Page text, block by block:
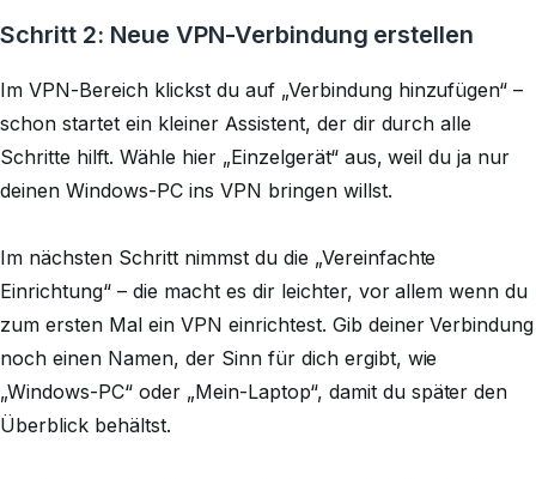
Schritt 2: Neue VPN-Verbindung erstellen
Im VPN-Bereich klickst du auf „Verbindung hinzufügen“ –
schon startet ein kleiner Assistent, der dir durch alle
Schritte hilft. Wähle hier „Einzelgerät“ aus, weil du ja nur
deinen Windows-PC ins VPN bringen willst.
Im nächsten Schritt nimmst du die „Vereinfachte
Einrichtung“ – die macht es dir leichter, vor allem wenn du
zum ersten Mal ein VPN einrichtest. Gib deiner Verbindung
noch einen Namen, der Sinn für dich ergibt, wie
„Windows-PC“ oder „Mein-Laptop“, damit du später den
Überblick behältst.